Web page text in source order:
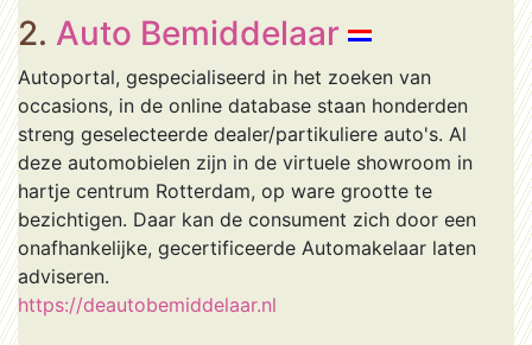
2. Auto Bemiddelaar
Autoportal, gespecialiseerd in het zoeken van
occasions, in de online database staan honderden
streng geselecteerde dealer/partikuliere auto's. Al
deze automobielen zijn in de virtuele showroom in
hartje centrum Rotterdam, op ware grootte te
bezichtigen. Daar kan de consument zich door een
onafhankelijke, gecertificeerde Automakelaar laten
adviseren.
https://deautobemiddelaar.nl